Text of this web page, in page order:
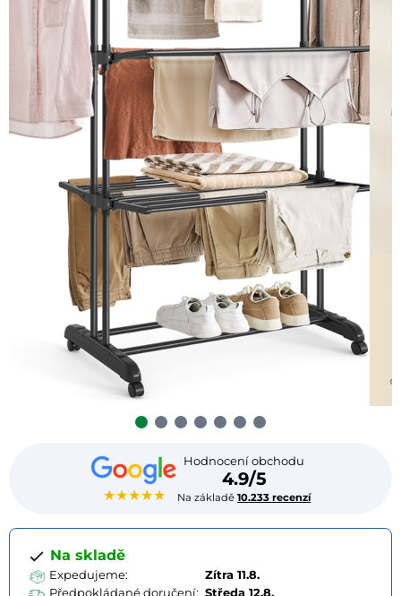
★★★★★
Hodnocení obchodu
4.9/5
Na základě10.233 recenzí
Na skladě
Expedujeme:
Zítra 11.8.
Předpokládané doručení: Středa 12.8.